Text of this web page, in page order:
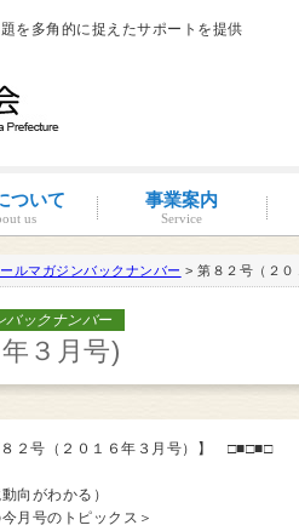
を多角的に捉えたサポートを提供
ついて
us
事業案内
Service
ールマガジンバックナンバー > 第８２号（２
バックナンバー
３月号)
２号（２０１６年３月号）】 □■□■□
境動向がわかる）
月号のトピックス＞